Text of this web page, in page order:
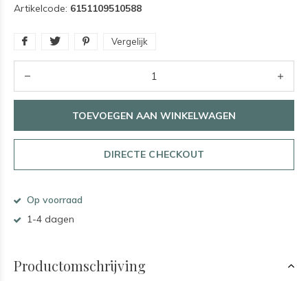
Artikelcode: 6151109510588
Vergelijk
TOEVOEGEN AAN WINKELWAGEN
DIRECTE CHECKOUT
Op voorraad
1-4 dagen
Productomschrijving